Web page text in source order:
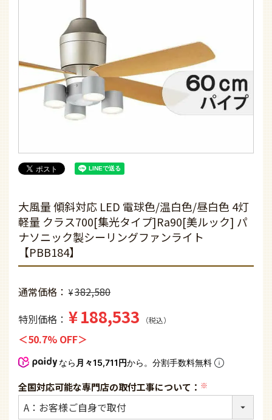
大風量 傾斜対応 LED 電球色/温白色/昼白色 4灯
軽量 クラス700[集光タイプ]Ra90[美ルック] パ
ナソニック製シーリングファンライト
【PBB184】
通常価格 ¥382,580
特別価格
¥188,533 税込
50.7% OFF
なら 月々15,711円から。分割手数料無料
全国対応可能な専門店の取付工事について：
(必